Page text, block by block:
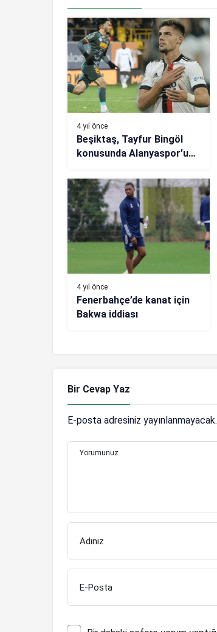
4 yıl önce
Beşiktaş, Tayfur Bingöl
konusunda Alanyaspor’u
Montero detayı…
4 yıl önce
Fenerbahçe’de kanat için
Bakwa iddiası
Bir Cevap Yaz
E-posta adresiniz yayınlanmayacak.
Yorumunuz
Adınız
E-Posta